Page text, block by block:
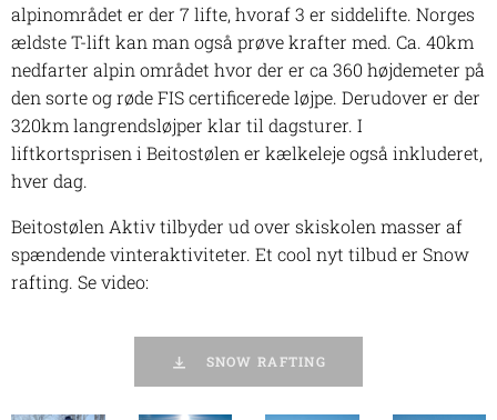
alpinområdet er der 7 lifte, hvoraf 3 er siddelifte. Norges
ældste T-lift kan man også prøve krafter med. Ca. 40km
nedfarter alpin området hvor der er ca 360 højdemeter på
den sorte og røde FIS certificerede løjpe. Derudover er der
320km langrendsløjper klar til dagsturer. I
liftkortsprisen i Beitostølen er kælkeleje også inkluderet,
hver dag.
Beitostølen Aktiv tilbyder ud over skiskolen masser af
spændende vinteraktiviteter. Et cool nyt tilbud er Snow
rafting. Se video:
SNOW RAFTING